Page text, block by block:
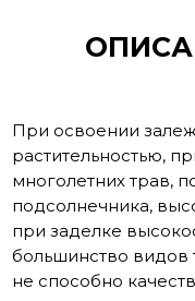
При освоении
растительностью,
многолетних трав,
подсолнечника,
при заделке
большинство
не способно